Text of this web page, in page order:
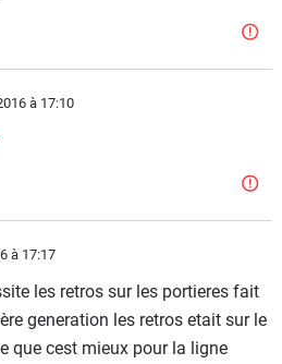
à 17:10
à 17:17
les retros sur les portieres fait
generation les retros etait sur le
que cest mieux pour la ligne